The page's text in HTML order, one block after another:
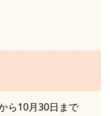
ら10月30日まで